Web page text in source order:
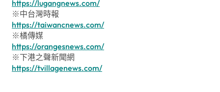
https://lugangnews.com/
※中台灣時報
https://taiwancnews.com/
※橘傳媒
https://orangesnews.com/
※下港之聲新聞網
https://tvillagenews.com/